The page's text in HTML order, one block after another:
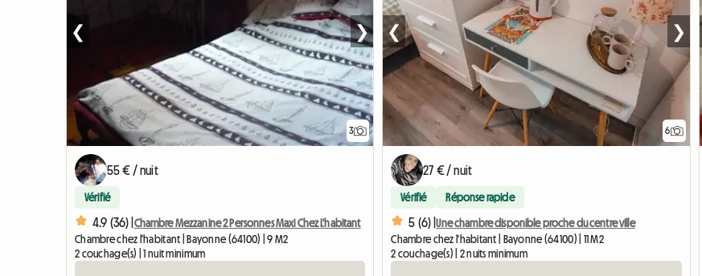
3
❮ ❯
55 € / nuit
Vérifié
4.9 (36) | Chambre Mezzanine 2 Personnes Maxi Chez L'habitant
Chambre chez l'habitant | Bayonne (64100) | 9 M2
2 couchage(s) | 1 nuit minimum
6
❮ ❯
27 € / nuit
Vérifié Réponse rapide
5 (6) |Une chambre disponible proche du centre ville
Chambre chez l'habitant | Bayonne (64100) | 11 M2
2 couchage(s) | 2 nuits minimum